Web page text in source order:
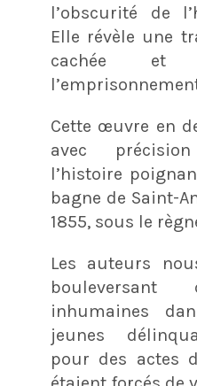
l’obscurité de
Elle révèle une
cachée et
Cette œuvre en
avec
l’histoire
bagne de Saint-
1855, sous le
Les auteurs
bouleversant
inhumaines
jeunes
pour des actes